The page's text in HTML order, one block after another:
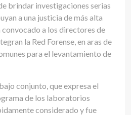
brindar investigaciones serias
a una justicia de más alta
convocado a los directores de
la Red Forense, en aras de
para el levantamiento de
conjunto, que expresa el
de los laboratorios
considerado y fue